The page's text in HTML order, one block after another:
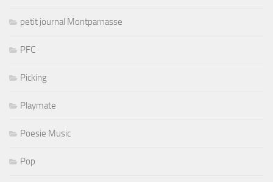
petit journal Montparnasse
PFC
Picking
Playmate
Poesie Music
Pop